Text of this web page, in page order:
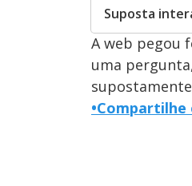
Suposta
A web pegou
uma
•Compartilhe